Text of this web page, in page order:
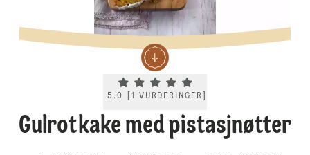
Current rating 5.0. Click to rate.
5.0 1 VURDERINGER
Gulrotkake med pistasjnøtter